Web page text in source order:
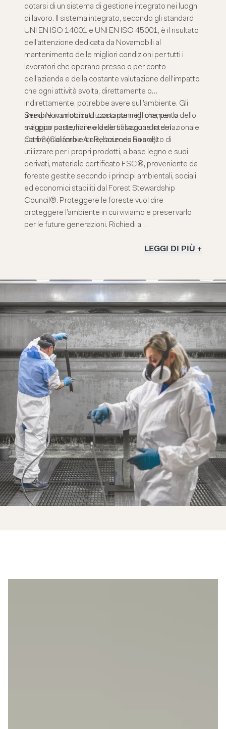
dotarsi di un sistema di gestione integrato nei luoghi
di lavoro. Il sistema integrato, secondo gli standard
UNI EN ISO 14001 e UNI EN ISO 45001, è il risultato
dell’attenzione dedicata da Novamobili al
mantenimento delle migliori condizioni per tutti i
lavoratori che operano presso o per conto
dell’azienda e della costante valutazione dell’impatto
che ogni attività svolta, direttamente o
indirettamente, potrebbe avere sull’ambiente. Gli
arredi Novamobili utilizzano pannelli che, per la
maggior parte, hanno la certificazione internazionale
Carb2 (California Air Resources Board).
Sempre in un’ottica di costante miglioramento dello
sviluppo sostenibile e della salvaguardia del
patrimonio ambientale, l’azienda ha scelto di
utilizzare per i propri prodotti, a base legno e suoi
derivati, materiale certificato FSC®, proveniente da
foreste gestite secondo i principi ambientali, sociali
ed economici stabiliti dal Forest Stewardship
Council®. Proteggere le foreste vuol dire
proteggere l’ambiente in cui viviamo e preservarlo
per le future generazioni. Richiedi a
cui sei interessato è certificato FSC®. Anche
che ha recentemente ottenuto la certificazione
ISO/IEC 27001. Questo importante traguardo
dimostra l’impegno del gruppo nel proteggere i dati
di clienti e partner, aderendo a uno dei più
riconosciuti standard internazionali per la sicurezza
delle informazioni. La certificazione garantisce la
riservatezza, l’integrità e la disponibilità dei dati
attraverso un sistema di gestione della sicurezza che
si adatta alle nuove minacce, offrendo così una
maggiore tranquillità e trasparenza ai propri
interlocutori.
LEGGI DI PIÙ +